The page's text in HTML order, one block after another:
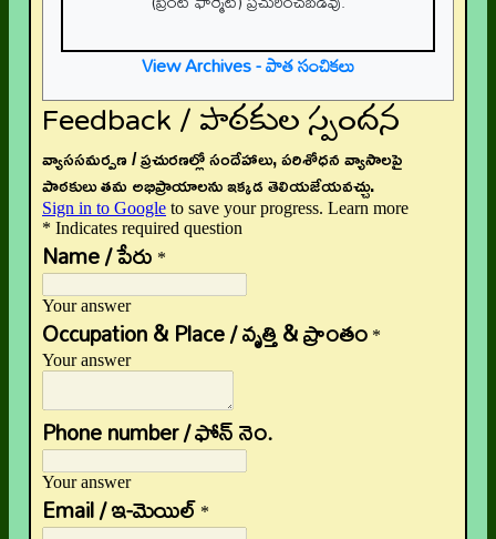
View Archives - పాత సంచికలు